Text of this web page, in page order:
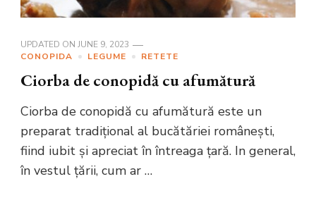
UPDATED ON JUNE 9, 2023
CONOPIDA
LEGUME RETETE
Ciorba de conopidă cu afumătură
Ciorba de conopidă cu afumătură este un
preparat tradițional al bucătăriei românești,
fiind iubit și apreciat în întreaga țară. In general,
în vestul țării, cum ar …